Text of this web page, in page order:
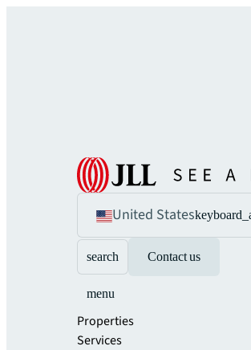
United States
search Contact us
menu
Properties
Services